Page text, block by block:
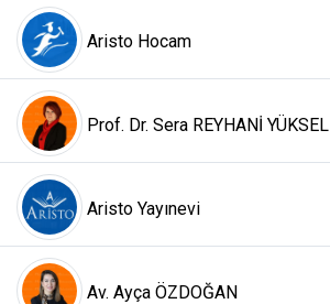
Aristo Hocam
Prof. Dr. Sera REYHANİ YÜKSEL
Aristo Yayınevi
Av. Ayça ÖZDOĞAN